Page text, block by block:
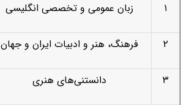
۱ زبان عمومی و تخصصی انگلیسی
۲ فرهنگ، هنر و ادبیات ایران و جهان
۳ دانستنی‌های هنری